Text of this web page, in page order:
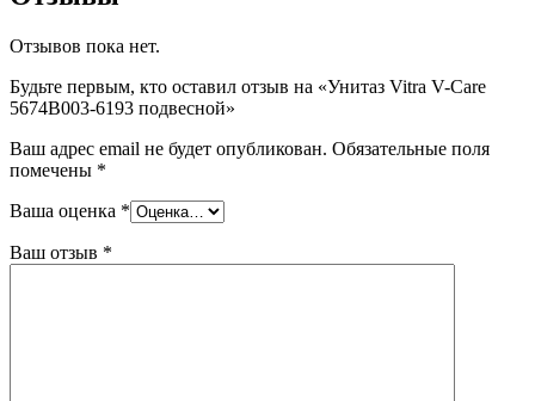
Отзывов пока нет.
Будьте первым, кто оставил отзыв на «Унитаз Vitra V-Care
5674B003-6193 подвесной»
Ваш адрес email не будет опубликован. Обязательные поля
помечены *
Ваша оценка *
Ваш отзыв *